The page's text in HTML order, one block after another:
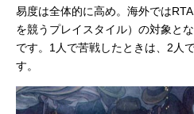
易度は全体的に高め。海外では
を競うプレイスタイル）の対象と
です。1人で苦戦したときは、2人
す。